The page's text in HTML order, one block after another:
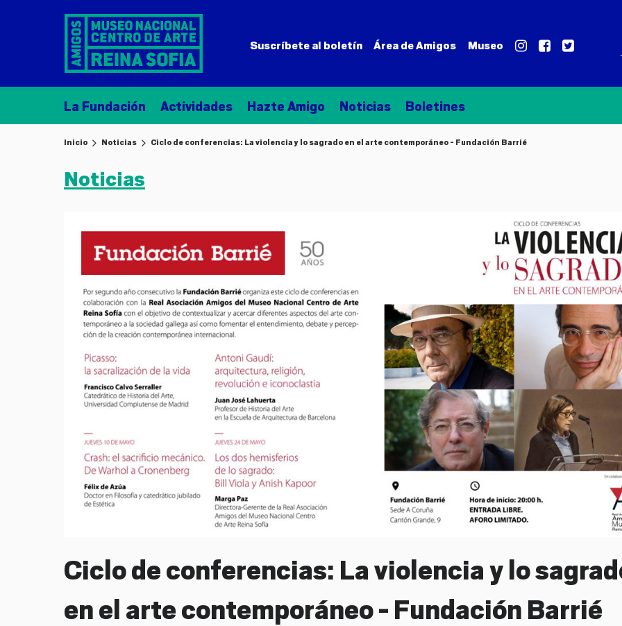
Suscríbete al boletín Área deAmigos Museo
La Fundación Actividades Hazte Amigo Noticias Boletines
Inicio Noticias Ciclo de conferencias: La violencia y lo sagrado en el arte contemporáneo - Fundación Barrié
Noticias
Ciclo de conferencias: La violencia y lo
en el arte contemporáneo - Fundación Barrié